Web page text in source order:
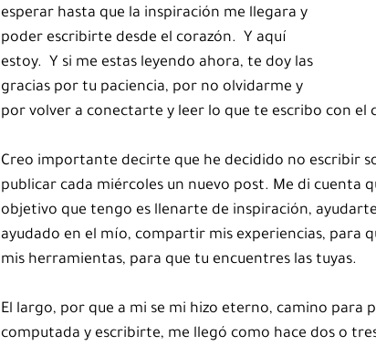
esperar hasta que la inspiración me llegara y
poder escribirte desde el corazón.  Y aquí
estoy.  Y si me estas leyendo ahora, te doy las
gracias por tu paciencia, por no olvidarme y
por volver a conectarte y leer lo que te escribo con el
Creo importante decirte que he decidido no escribir
publicar cada miércoles un nuevo post. Me di cuenta
objetivo que tengo es llenarte de inspiración,
ayudado en el mío, compartir mis experiencias, para
mis herramientas, para que tu encuentres las tuyas.
El largo, por que a mi se mi hizo eterno, camino para
computada y escribirte, me llegó como hace dos o